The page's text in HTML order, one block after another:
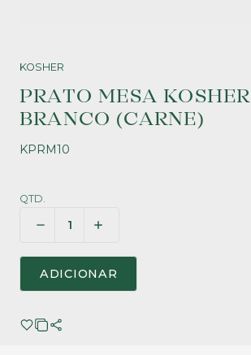
KOSHER
PRATO MESA KOSHER
BRANCO (CARNE)
KPRM10
QTD.
ADICIONAR